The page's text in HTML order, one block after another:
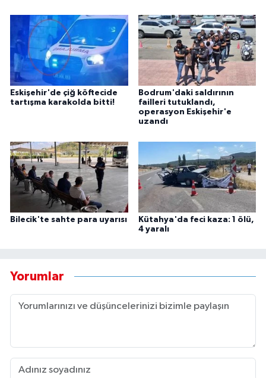
Eskişehir'de çiğ köftecide
tartışma karakolda bitti!
Bodrum'daki saldırının
failleri tutuklandı,
operasyon Eskişehir'e
uzandı
Bilecik'te sahte para uyarısı
Kütahya'da feci kaza: 1 ölü,
4 yaralı
Yorumlar